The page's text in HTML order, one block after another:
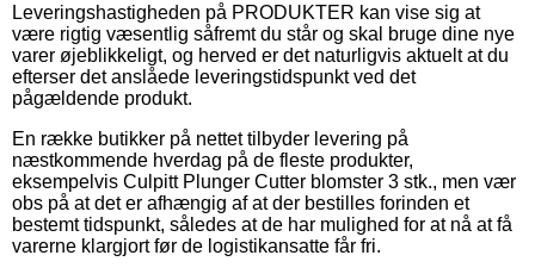
Leveringshastigheden på PRODUKTER kan vise sig at
være rigtig væsentlig såfremt du står og skal bruge dine nye
varer øjeblikkeligt, og herved er det naturligvis aktuelt at du
efterser det anslåede leveringstidspunkt ved det
pågældende produkt.
En række butikker på nettet tilbyder levering på
næstkommende hverdag på de fleste produkter,
eksempelvis Culpitt Plunger Cutter blomster 3 stk., men vær
obs på at det er afhængig af at der bestilles forinden et
bestemt tidspunkt, således at de har mulighed for at nå at få
varerne klargjort før de logistikansatte får fri.